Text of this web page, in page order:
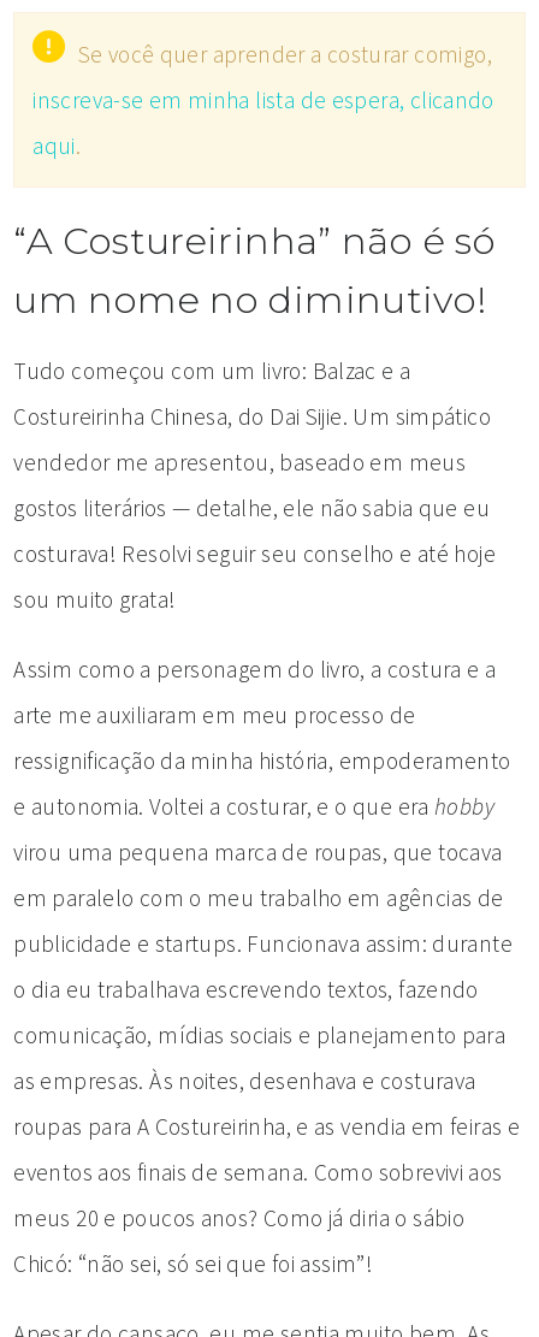
Se você quer aprender a costurar comigo,
inscreva-se em minha lista de espera, clicando
aqui.
“A Costureirinha” não é só
um nome no diminutivo!
Tudo começou com um livro: Balzac e a
Costureirinha Chinesa, do Dai Sijie. Um simpático
vendedor me apresentou, baseado em meus
gostos literários — detalhe, ele não sabia que eu
costurava! Resolvi seguir seu conselho e até hoje
sou muito grata!
Assim como a personagem do livro, a costura e a
arte me auxiliaram em meu processo de
ressignificação da minha história, empoderamento
e autonomia. Voltei a costurar, e o que erahobby
virou uma pequena marca de roupas, que tocava
em paralelo com o meu trabalho em agências de
publicidade e startups. Funcionava assim: durante
o dia eu trabalhava escrevendo textos, fazendo
comunicação, mídias sociais e planejamento para
as empresas. Às noites, desenhava e costurava
roupas para A Costureirinha, e as vendia em feiras e
eventos aos finais de semana. Como sobrevivi aos
meus 20 e poucos anos? Como já diria o sábio
Chicó: “não sei, só sei que foi assim”!